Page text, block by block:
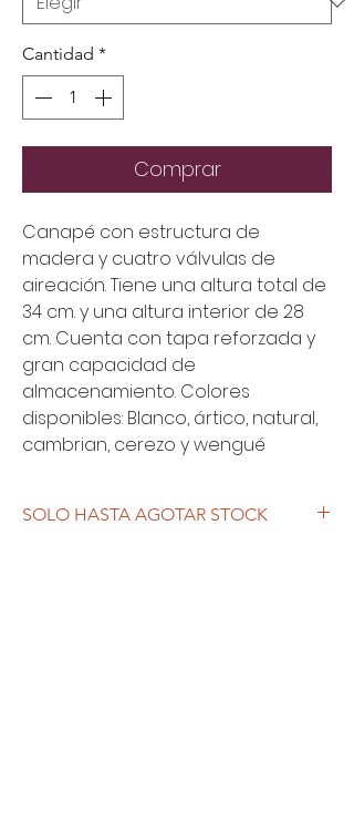
Cantidad *
Comprar
Canapé con estructura de
madera y cuatro válvulas de
aireación. Tiene una altura total de
34 cm. y una altura interior de 28
cm. Cuenta con tapa reforzada y
gran capacidad de
almacenamiento. Colores
disponibles: Blanco, ártico, natural,
cambrian, cerezo y wengué
SOLO HASTA AGOTAR STOCK